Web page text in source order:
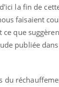
la fin de
faisaient
ce que
publiée dans
du
mental ou
de la
ce qui la rend